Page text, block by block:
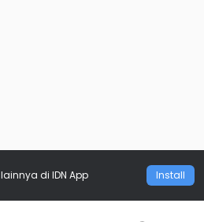
lainnya di IDN App Install